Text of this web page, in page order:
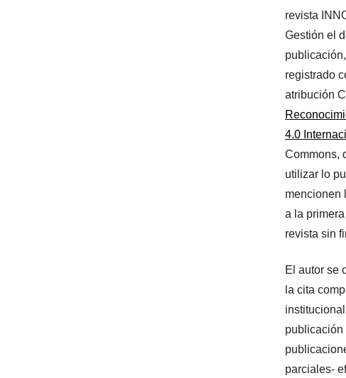
revista
Gestión el
registrado
atribución
4.0
Commons,
utilizar lo
mencionen
a la
revista sin
El autor se
la cita
publicación
parciales-